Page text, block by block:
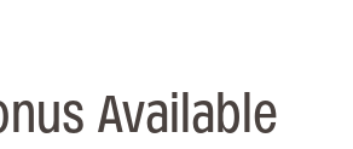
Available